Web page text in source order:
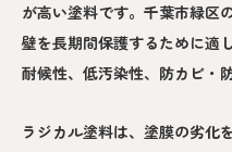
が高い塗料です。千葉市緑区
壁を長期間保護するために適
耐候性、低汚染性、防カビ・
ラジカル塗料は、塗膜の劣化